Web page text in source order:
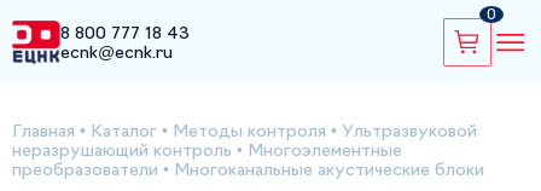
8 800 777 18 43
ecnk@ecnk.ru
0
Главная • Каталог • Методы контроля • Ультразвуковой
неразрушающий контроль • Многоэлементные
преобразователи • Многоканальные акустические блоки